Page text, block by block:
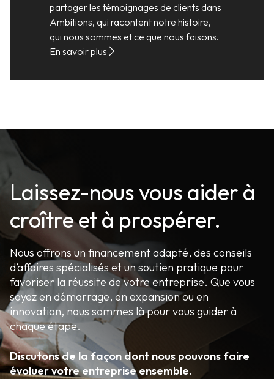
partager les témoignages de clients dans
Ambitions, qui racontent notre histoire,
qui nous sommes et ce que nous faisons.
En savoir plus
Laissez-nous vous aider à
croître et à prospérer.
Nous offrons un financement adapté, des conseils
d’affaires spécialisés et un soutien pratique pour
favoriser la réussite de votre entreprise. Que vous
soyez en démarrage, en expansion ou en
innovation, nous sommes là pour vous guider à
chaque étape.
Discutons de la façon dont nous pouvons faire
évoluer votre entreprise ensemble.